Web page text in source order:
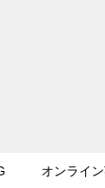
オンライ